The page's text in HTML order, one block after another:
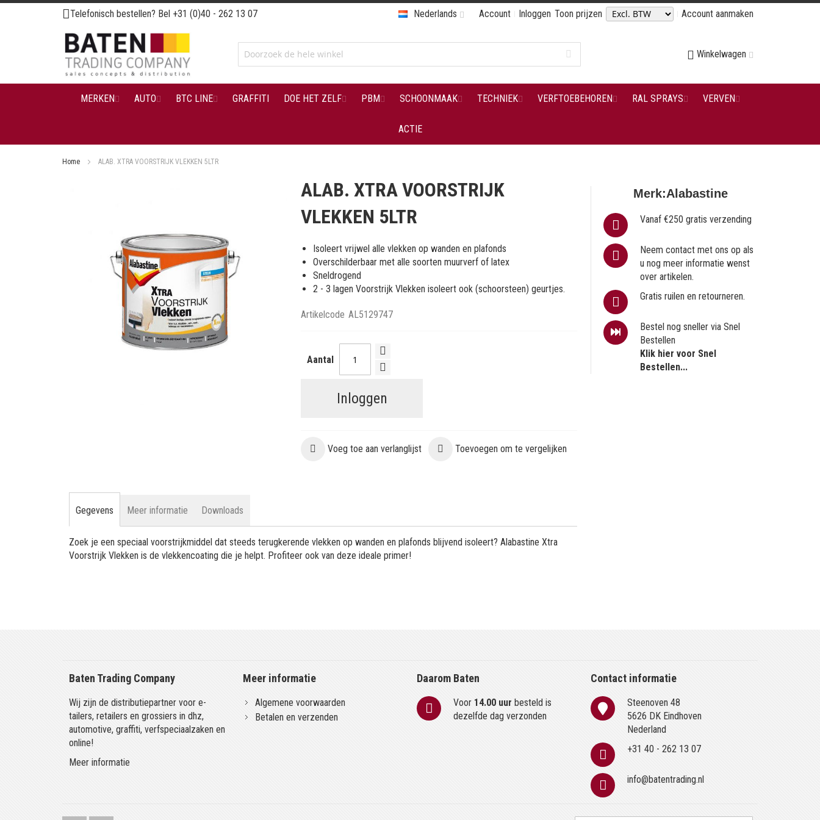
Ga
naar
de
inhoud
Telefonisch bestellen? Bel +31 (0)40 - 262 13 07 Account Inloggen Toon prijzen Account aanmaken
Nederlands
Winkelwagen
MERKEN AUTO BTC LINE GRAFFITI DOE HET ZELF PBM SCHOONMAAK TECHNIEK VERFTOEBEHOREN RAL SPRAYS VERVEN
ACTIE
Home ALAB. XTRA VOORSTRIJK VLEKKEN 5LTR
afbeeldingen-
afbeeldingen-
gallerij
ALAB. XTRA VOORSTRIJK
VLEKKEN 5LTR
Isoleert vrijwel alle vlekken op wanden en plafonds
Overschilderbaar met alle soorten muurverf of latex
Sneldrogend
2 - 3 lagen Voorstrijk Vlekken isoleert ook (schoorsteen) geurtjes.
Artikelcode AL5129747
Aantal
Inloggen
Voeg toe aan verlanglijst Toevoegen om te vergelijken
Merk:Alabastine
Vanaf €250 gratis verzending
Neem contact met ons op als
u nog meer informatie wenst
over artikelen.
Gratis ruilen en retourneren.
Bestel nog sneller via Snel
Bestellen
Klik hier voor Snel
Bestellen...
Gegevens
Zoek je een speciaal voorstrijkmiddel dat steeds terugkerende vlekken op wanden en plafonds blijvend isoleert? Alabastine Xtra
Voorstrijk Vlekken is de vlekkencoating die je helpt. Profiteer ook van deze ideale primer!
Meer informatie Downloads
Baten Trading Company
Wij zijn de distributiepartner voor e-
tailers, retailers en grossiers in dhz,
automotive, graffiti, verfspeciaalzaken en
online!
Meer informatie
Meer informatie
Algemene voorwaarden
Betalen en verzenden
Daarom Baten
Voor 14.00 uur besteld is
dezelfde dag verzonden
Contact informatie
Steenoven 48
5626 DK Eindhoven
Nederland
+31 40 - 262 13 07
info@batentrading.nl